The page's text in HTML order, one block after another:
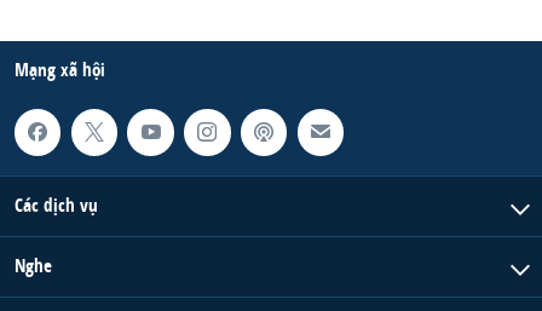
Mạng xã hội
Các dịch vụ
Nghe